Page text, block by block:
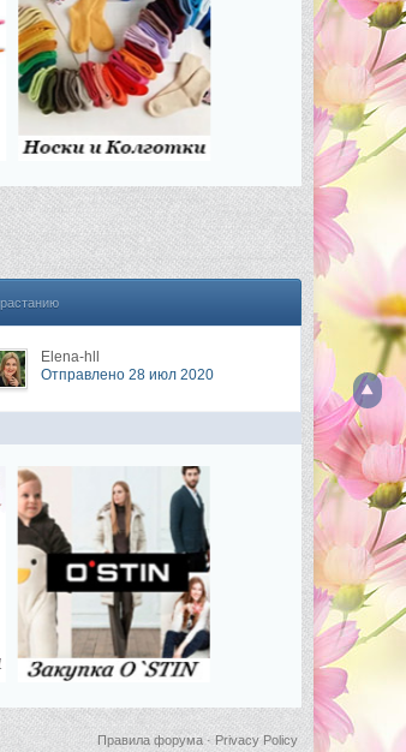
Elena-hll
Отправлено 28 июл 2020
Privacy Policy
Правила форума·